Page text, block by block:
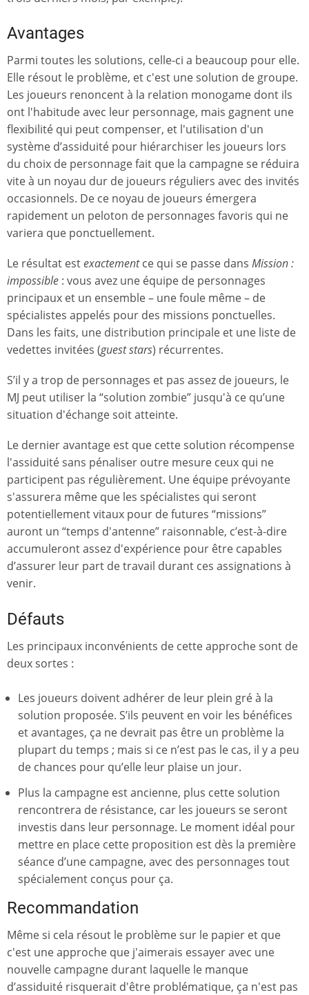
Avantages
Parmi toutes les solutions, celle-ci a beaucoup pour elle.
Elle résout le problème, et c'est une solution de groupe.
Les joueurs renoncent à la relation monogame dont ils
ont l'habitude avec leur personnage, mais gagnent une
flexibilité qui peut compenser, et l'utilisation d'un
système d’assiduité pour hiérarchiser les joueurs lors
du choix de personnage fait que la campagne se réduira
vite à un noyau dur de joueurs réguliers avec des invités
occasionnels. De ce noyau de joueurs émergera
rapidement un peloton de personnages favoris qui ne
variera que ponctuellement.
Le résultat estexactementce qui se passe dans Mission :
impossible : vous avez une équipe de personnages
principaux et un ensemble – une foule même – de
spécialistes appelés pour des missions ponctuelles.
Dans les faits, une distribution principale et une liste de
vedettes invitées (guest stars) récurrentes.
S’il y a trop de personnages et pas assez de joueurs, le
MJ peut utiliser la “solution zombie” jusqu'à ce qu’une
situation d'échange soit atteinte.
Le dernier avantage est que cette solution récompense
l'assiduité sans pénaliser outre mesure ceux qui ne
participent pas régulièrement. Une équipe prévoyante
s'assurera même que les spécialistes qui seront
potentiellement vitaux pour de futures “missions”
auront un “temps d'antenne” raisonnable, c’est-à-dire
accumuleront assez d'expérience pour être capables
d’assurer leur part de travail durant ces assignations à
venir.
Défauts
Les principaux inconvénients de cette approche sont de
deux sortes :
Les joueurs doivent adhérer de leur plein gré à la
solution proposée. S’ils peuvent en voir les bénéfices
et avantages, ça ne devrait pas être un problème la
plupart du temps ; mais si ce n’est pas le cas, il y a peu
de chances pour qu’elle leur plaise un jour.
Plus la campagne est ancienne, plus cette solution
rencontrera de résistance, car les joueurs se seront
investis dans leur personnage. Le moment idéal pour
mettre en place cette proposition est dès la première
séance d’une campagne, avec des personnages tout
spécialement conçus pour ça.
Recommandation
Même si cela résout le problème sur le papier et que
c'est une approche que j'aimerais essayer avec une
nouvelle campagne durant laquelle le manque
d’assiduité risquerait d'être problématique, ça n'est pas